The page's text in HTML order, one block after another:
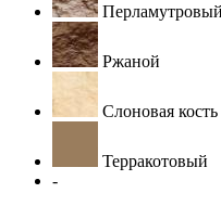
Перламутровый
Ржаной
Слоновая кость
Терракотовый
-